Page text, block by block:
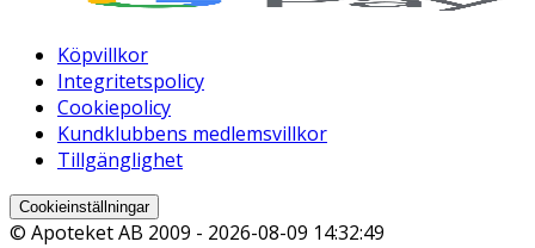
Köpvillkor
Integritetspolicy
Cookiepolicy
Kundklubbens medlemsvillkor
Tillgänglighet
Cookieinställningar
© Apoteket AB 2009 - 2026-08-09 14:32:49